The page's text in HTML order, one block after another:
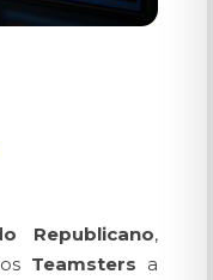
Republicano,
Teamsters a